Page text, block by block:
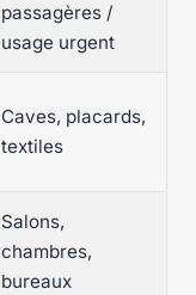
passagères /
usage urgent
Caves, placards,
textiles
Salons,
chambres,
bureaux